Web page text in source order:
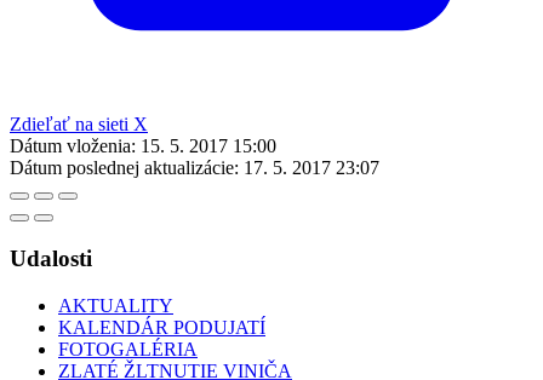
Zdieľať na sieti X
Dátum vloženia: 15. 5. 2017 15:00
Dátum poslednej aktualizácie: 17. 5. 2017 23:07
Udalosti
AKTUALITY
KALENDÁR PODUJATÍ
FOTOGALÉRIA
ZLATÉ ŽLTNUTIE VINIČA